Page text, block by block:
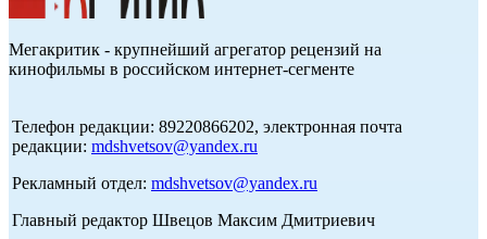
Мегакритик - крупнейший агрегатор рецензий на
кинофильмы в российском интернет-сегменте
Телефон редакции: 89220866202, электронная почта
редакции: mdshvetsov@yandex.ru
Рекламный отдел: mdshvetsov@yandex.ru
Главный редактор Швецов Максим Дмитриевич